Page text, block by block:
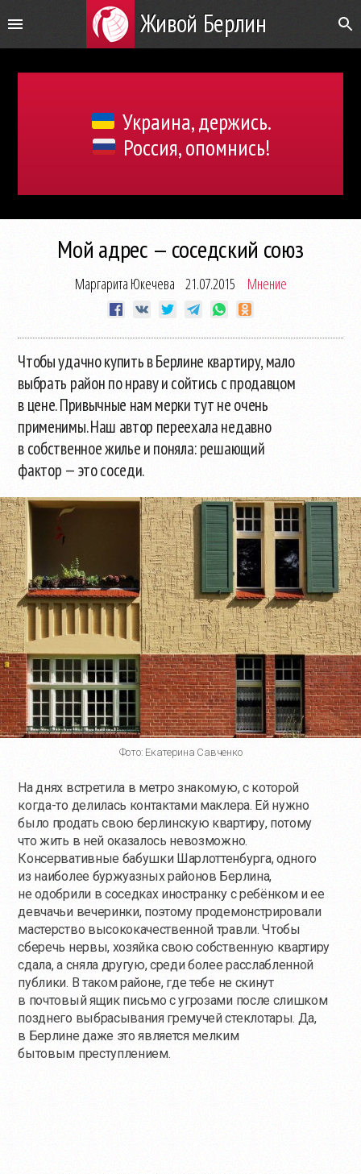
Живой Берлин
Украина, держись.
Россия, опомнись!
Мой адрес — соседский союз
Маргарита Юкечева 21.07.2015 Мнение
Чтобы удачно купить в Берлине квартиру, мало
выбрать район по нраву и сойтись с продавцом
в цене. Привычные нам мерки тут не очень
применимы. Наш автор переехала недавно
в собственное жилье и поняла: решающий
фактор — это соседи.
Фото: Екатерина Савченко
На днях встретила в метро знакомую, с которой
когда-тоделилась контактами маклера. Ей нужно
было продать свою берлинскую квартиру, потому
что жить в ней оказалось невозможно.
Консервативные бабушки Шарлоттенбурга, одного
из наиболее буржуазных районов Берлина,
не одобрили в соседках иностранку с ребёнком и ее
девчачьи вечеринки, поэтому продемонстрировали
мастерство высококачественной травли. Чтобы
сберечь нервы, хозяйка свою собственную квартиру
сдала, а сняла другую, среди более расслабленной
публики. В таком районе, где тебе не скинут
в почтовый ящик письмо с угрозами после слишком
позднего выбрасывания гремучей стеклотары. Да,
в Берлине даже это является мелким
бытовым преступлением.